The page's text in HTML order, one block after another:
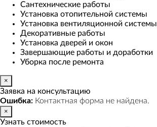
Сантехнические работы
Установка отопительной системы
Установка вентиляционной системы
Декоративные работы
Установка дверей и окон
Завершающие работы и доработки
Уборка после ремонта
×
Заявка на консультацию
Ошибка: Контактная форма не найдена.
×
Узнать стоимость